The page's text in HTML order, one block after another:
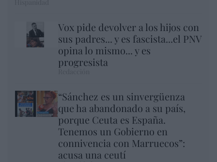
Vox pide devolver a los hijos con
sus padres... y es fascista...el PNV
opina lo mismo... y es
progresista
“Sánchez es un sinvergüenza
que ha abandonado a su país,
porque Ceuta es España.
Tenemos un Gobierno en
connivencia con Marruecos”:
acusa una ceutí